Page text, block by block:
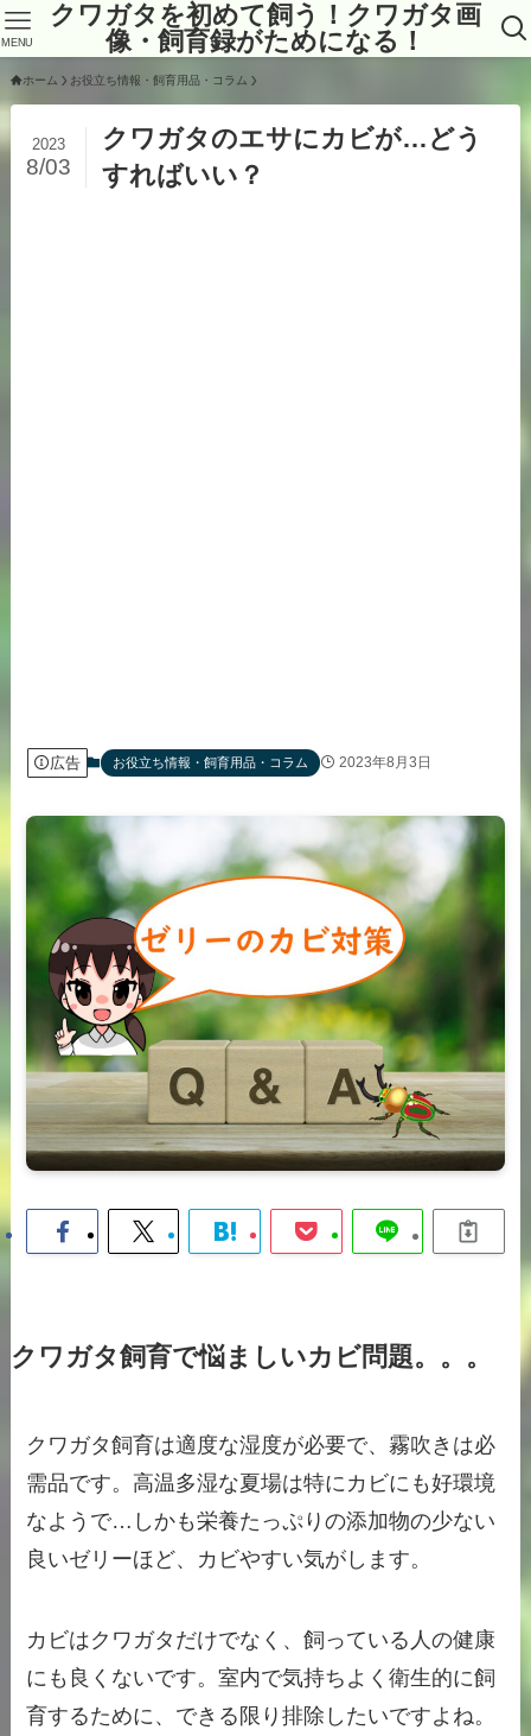
クワガタを初めて飼う！クワガタ画
像・飼育録がためになる！
MENU
ホーム お役立ち情報・飼育用品・コラム
クワガタのエサにカビが…どう
すればいい？
2023
8/03
広告 お役立ち情報・飼育用品・コラム 2023年8月3日
クワガタ飼育で悩ましいカビ問題。。。
クワガタ飼育は適度な湿度が必要で、霧吹きは必
需品です。高温多湿な夏場は特にカビにも好環境
なようで…しかも栄養たっぷりの添加物の少ない
良いゼリーほど、カビやすい気がします。
カビはクワガタだけでなく、飼っている人の健康
にも良くないです。室内で気持ちよく衛生的に飼
育するために、できる限り排除したいですよね。